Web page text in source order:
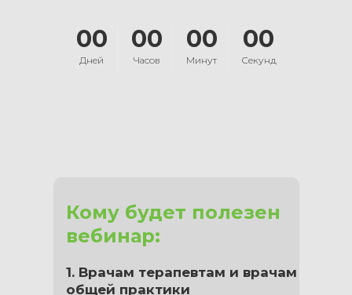
00
Дней
00
Часов
00
Минут
00
Секунд
Кому будет полезен
вебинар:
1. Врачам терапевтам и врачам
общей практики